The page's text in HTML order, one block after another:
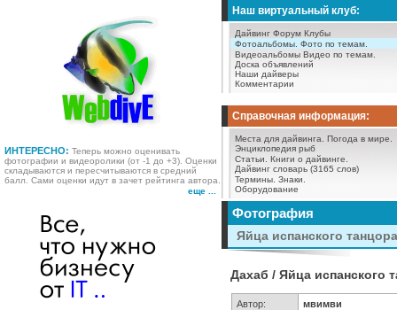
ИНТЕРЕСНО: Теперь можно оценивать
фотографии и видеоролики (от -1 до +3). Оценки
складываются и пересчитываются в средний
балл. Сами оценки идут в зачет рейтинга автора.
еще ...
Наш виртуальный клуб:
Дайвинг Форум Клубы
Фотоальбомы. Фото по темам.
Видеоальбомы Видео по темам.
Доска объявлений
Наши дайверы
Комментарии
Справочная информация:
Места для дайвинга.
Погода в мире.
Энциклопедия рыб
Статьи.
Книги о дайвинге.
Дайвинг словарь (3165 слов)
Термины. Знаки.
Оборудование
Фотография
Яйца испанского танцора
Дахаб / Яйца испанского
Автор:
мвимви